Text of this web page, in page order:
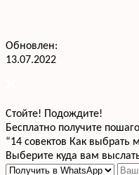
Обновлен:
13.07.2022
Стойте! Подождите!
Бесплатно получите
“14 совектов Как
Выберите куда вам